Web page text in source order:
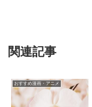
関連記事
おすすめ漫画・アニメ